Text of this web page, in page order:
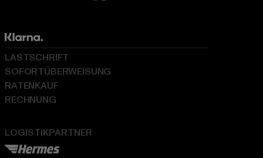
LOGISTIKPARTNER
LASTSCHRIFT
SOFORTÜBERWEISUNG
RATENKAUF
RECHNUNG